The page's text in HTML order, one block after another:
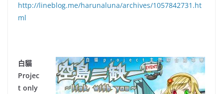
http://lineblog.me/harunaluna/archives/1057842731.ht
ml
白貓
Projec
t only